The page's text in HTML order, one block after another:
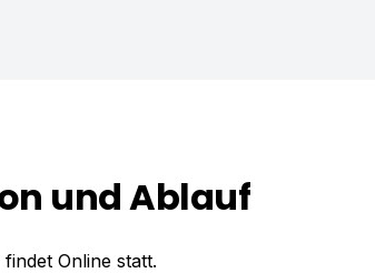
und Ablauf
Online statt.